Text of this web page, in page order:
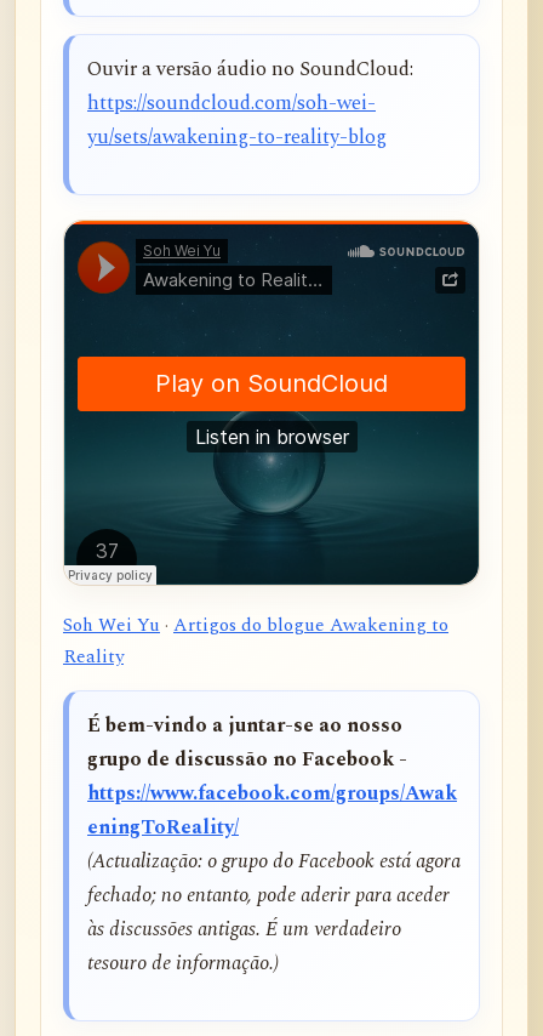
Ouvir a versão áudio no SoundCloud:
https://soundcloud.com/soh-wei-
yu/sets/awakening-to-reality-blog
Soh Wei Yu· Artigos do blogue Awakening to
Reality
É bem-vindo a juntar-se ao nosso
grupo de discussão no Facebook -
https://www.facebook.com/groups/Awak
eningToReality/
(Actualização: o grupo do Facebook está agora
fechado; no entanto, pode aderir para aceder
às discussões antigas. É um verdadeiro
tesouro de informação.)